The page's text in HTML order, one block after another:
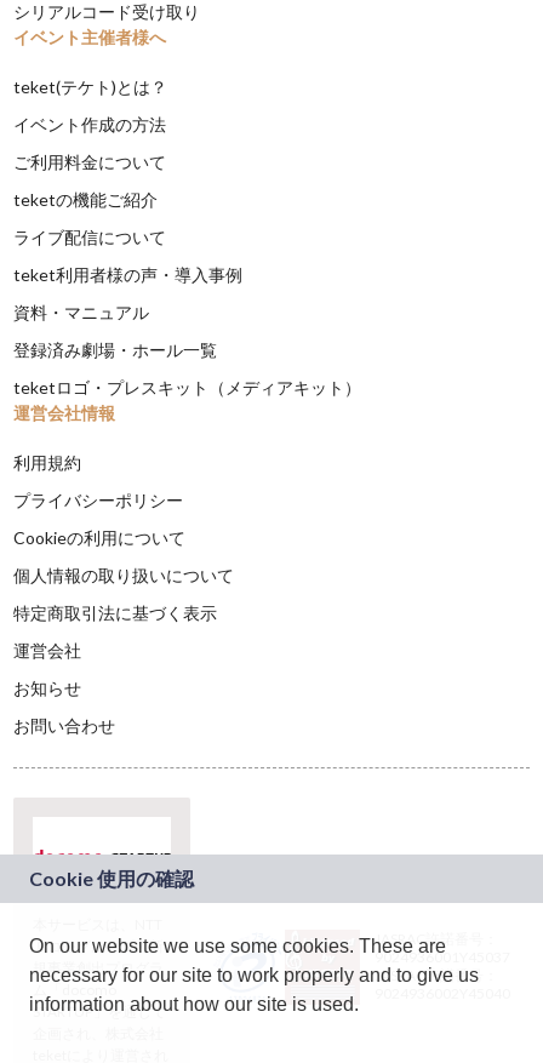
シリアルコード受け取り
イベント主催者様へ
teket(テケト)とは？
イベント作成の方法
ご利用料金について
teketの機能ご紹介
ライブ配信について
teket利用者様の声・導入事例
資料・マニュアル
登録済み劇場・ホール一覧
teketロゴ・プレスキット（メディアキット）
運営会社情報
利用規約
プライバシーポリシー
Cookieの利用について
個人情報の取り扱いについて
特定商取引法に基づく表示
運営会社
お知らせ
お問い合わせ
ドコモグループの新
規事業創出プログラ
ム「docomo
STARTUP」を通じて
JASRAC許諾番号：
9024936001Y45037
JASRAC許諾番号：
On our website we use some cookies. These are
necessary for our site to work properly and to give us
information about how our site is used.